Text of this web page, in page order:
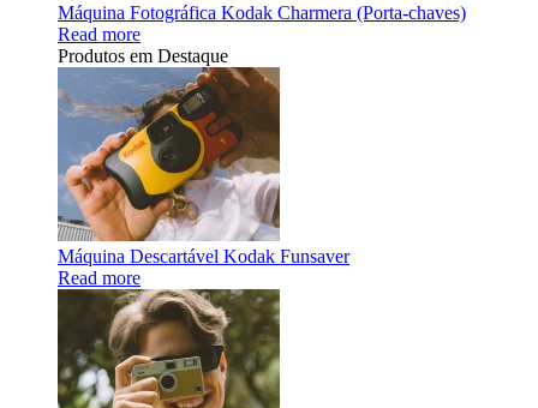
Máquina Fotográfica Kodak Charmera (Porta-chaves)
Read more
Produtos em Destaque
Máquina Descartável Kodak Funsaver
Read more